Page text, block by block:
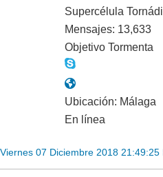
Supercélula
Mensajes: 13,633
Objetivo Tormenta
Ubicación: Málaga
En línea
Viernes 07 Diciembre 2018 21:49:25